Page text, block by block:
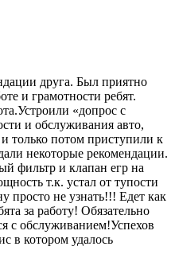
друга. Был приятно
и грамотности ребят.
«допрос с
и обслуживания авто,
только потом приступили к
некоторые рекомендации.
фильтр и клапан егр на
т.к. устал от тупости
не узнать!!! Едет как
за работу! Обязательно
с обслуживанием!Успехов
в котором удалось